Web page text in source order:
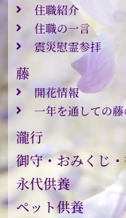
住職紹介
住職の一言
震災慰霊参拝
藤
開花情報
一年を通しての
瀧行
御守・おみくじ
永代供養
ペット供養